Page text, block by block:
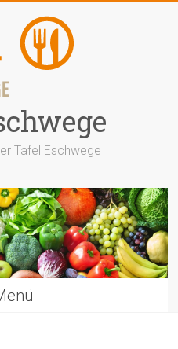
Tafel Eschwege